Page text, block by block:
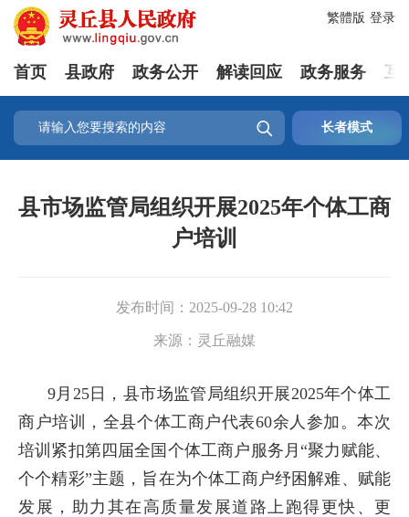
登录
繁體版
首页 县政府 政务公开 解读回应 政务服务 互
 长者模式
县市场监管局组织开展2025年个体工商
户培训
发布时间： 2025-09-28 10:42
来源： 灵丘融媒
9月25日，县市场监管局组织开展2025年个体工
商户培训，全县个体工商户代表60余人参加。本次
培训紧扣第四届全国个体工商户服务月“聚力赋能、
个个精彩”主题，旨在为个体工商户纾困解难、赋能
发展，助力其在高质量发展道路上跑得更快、更